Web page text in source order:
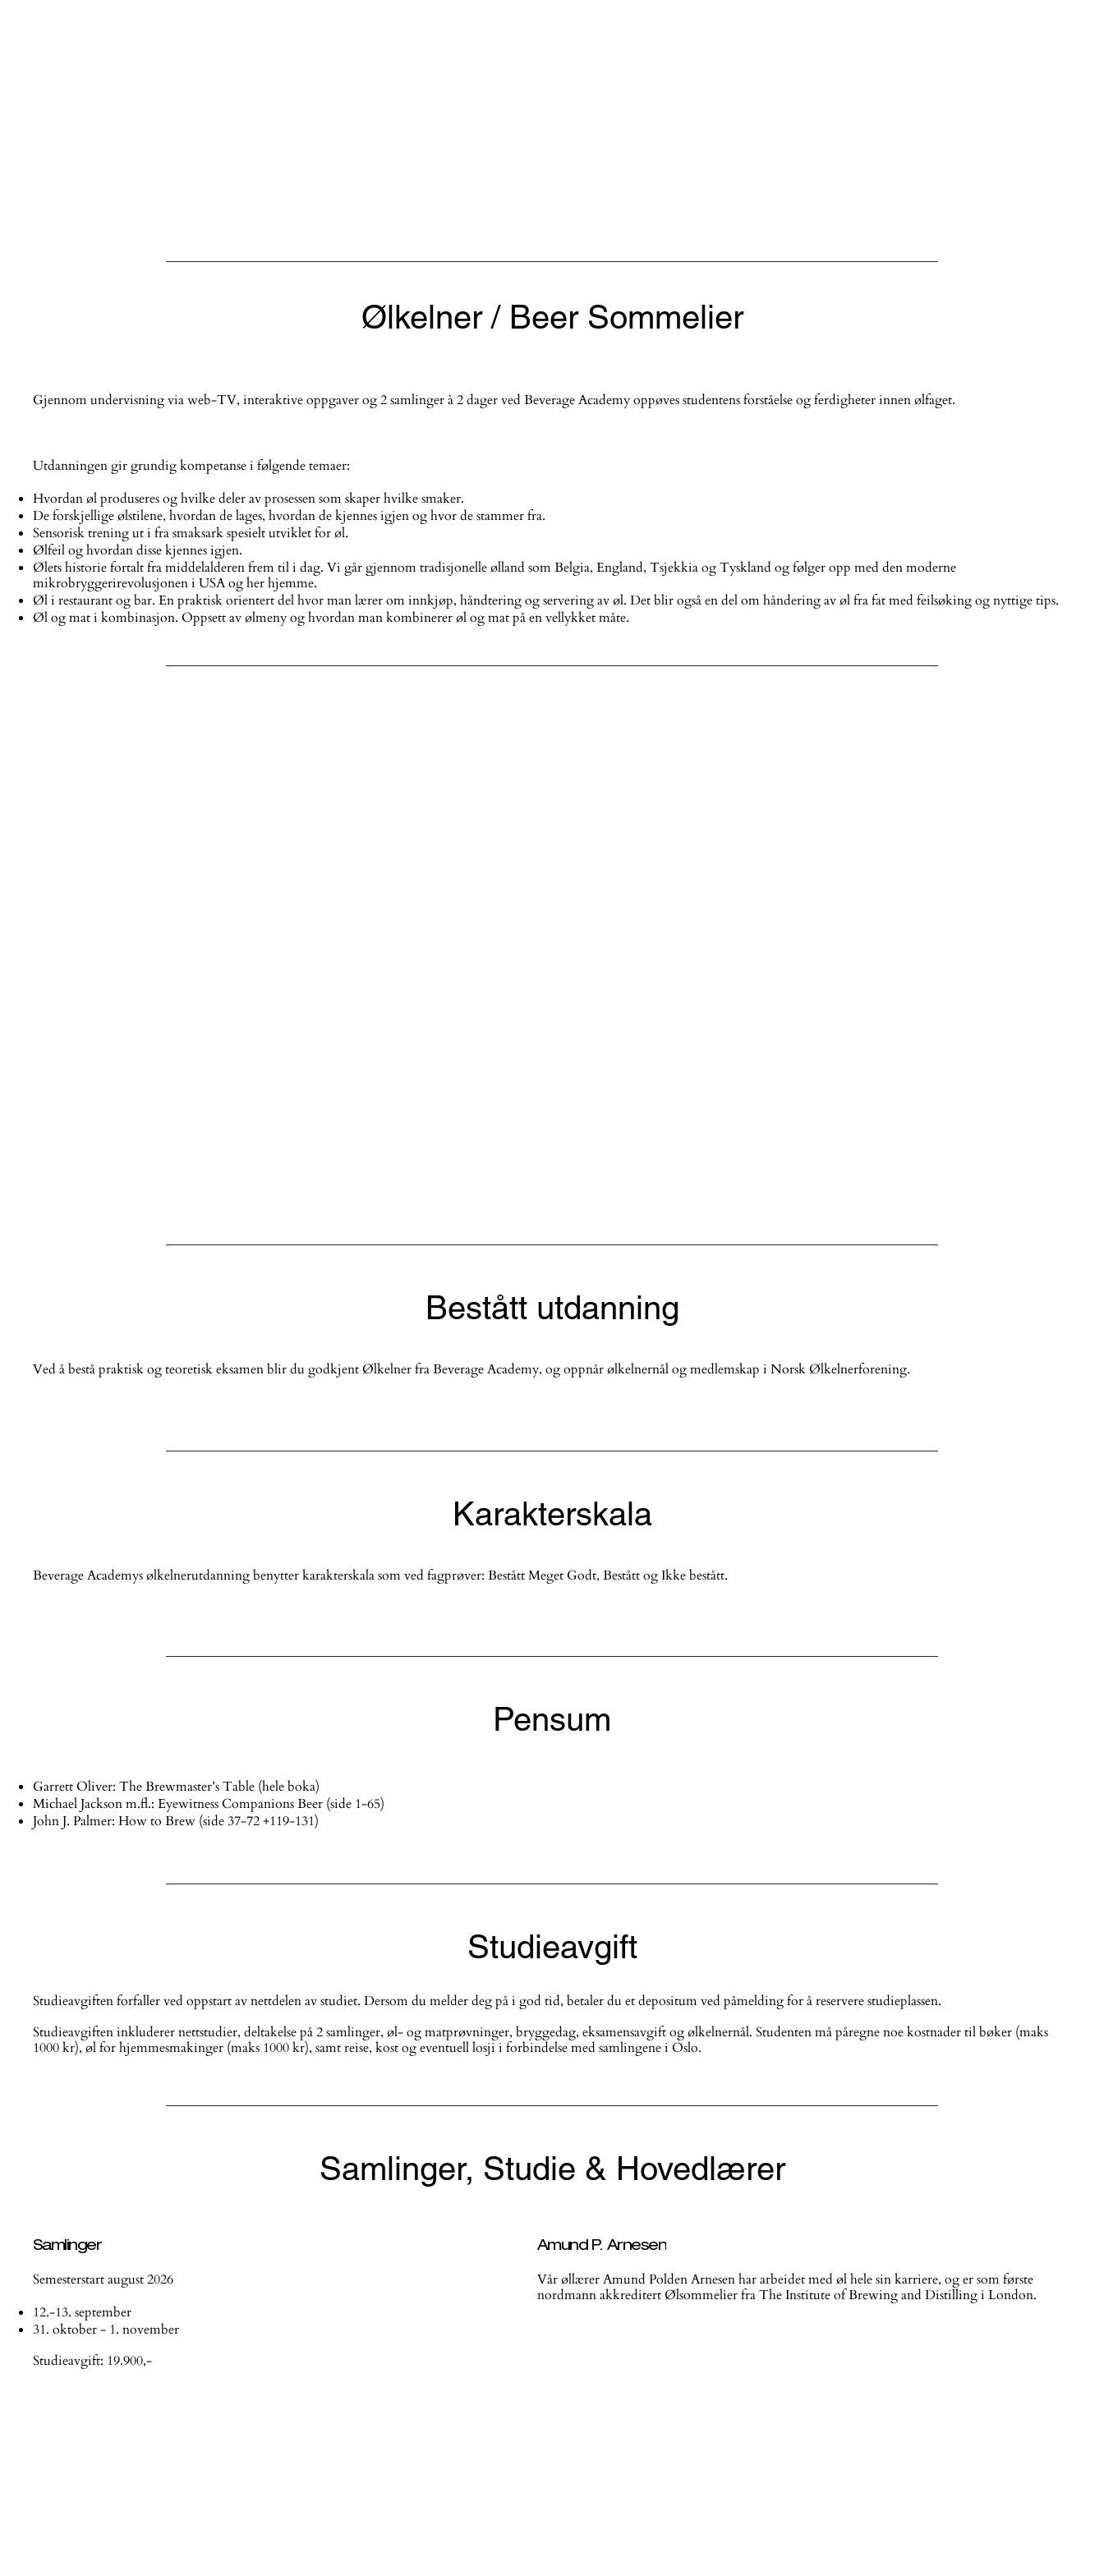
Ølkelner / Beer Sommelier
Gjennom undervisning via web-TV, interaktive oppgaver og 2 samlinger à 2 dager ved Beverage Academy oppøves studentens forståelse og ferdigheter innen ølfaget.
Utdanningen gir grundig kompetanse i følgende temaer:
Hvordan øl produseres og hvilke deler av prosessen som skaper hvilke smaker.
De forskjellige ølstilene, hvordan de lages, hvordan de kjennes igjen og hvor de stammer fra.
Sensorisk trening ut i fra smaksark spesielt utviklet for øl.
Ølfeil og hvordan disse kjennes igjen.
Ølets historie fortalt fra middelalderen frem til i dag. Vi går gjennom tradisjonelle ølland som Belgia, England, Tsjekkia og Tyskland og følger opp med den moderne
mikrobryggerirevolusjonen i USA og her hjemme.
Øl i restaurant og bar. En praktisk orientert del hvor man lærer om innkjøp, håndtering og servering av øl. Det blir også en del om håndering av øl fra fat med feilsøking og nyttige tips.
Øl og mat i kombinasjon. Oppsett av ølmeny og hvordan man kombinerer øl og mat på en vellykket måte.
Bestått utdanning
Ved å bestå praktisk og teoretisk eksamen blir du godkjent Ølkelner fra Beverage Academy, og oppnår ølkelnernål og medlemskap i Norsk Ølkelnerforening.
Karakterskala
Beverage Academys ølkelnerutdanning benytter karakterskala som ved fagprøver: Bestått Meget Godt, Bestått og Ikke bestått.
Pensum
Garrett Oliver: The Brewmaster’s Table (hele boka)
Michael Jackson m.fl.: Eyewitness Companions Beer (side 1-65)
John J. Palmer: How to Brew (side 37-72 +119-131)
Studieavgift
Studieavgiften forfaller ved oppstart av nettdelen av studiet. Dersom du melder deg på i god tid, betaler du et depositum ved påmelding for å reservere studieplassen.
Studieavgiften inkluderer nettstudier, deltakelse på 2 samlinger, øl- og matprøvninger, bryggedag, eksamensavgift og ølkelnernål. Studenten må påregne noe kostnader til bøker (maks
1000 kr), øl for hjemmesmakinger (maks 1000 kr), samt reise, kost og eventuell losji i forbindelse med samlingene i Oslo.
Samlinger, Studie & Hovedlærer
Samlinger
Semesterstart august 2026​
12.-13. september
31. oktober - 1. november
Studieavgift: 19.900,-
Amund P. Arnesen
Vår øllærer Amund Polden Arnesen har arbeidet med øl hele sin karriere, og er som første
nordmann akkreditert Ølsommelier fra The Institute of Brewing and Distilling i London.